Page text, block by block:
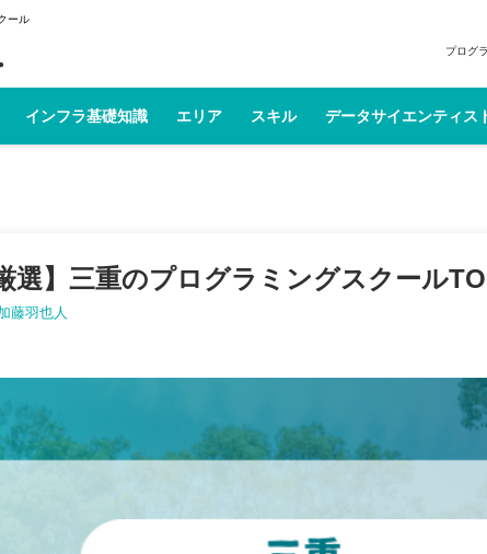
ール
プログ
インフラ基礎知識 エリア スキル データサイエンティス
選】三重のプログラミングスクール
藤羽也人